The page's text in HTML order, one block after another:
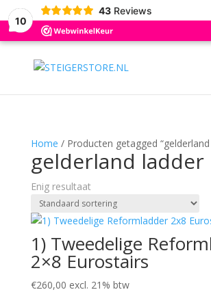
10
43 Reviews
0031 (0)6 12376695
Home / Producten getagged “gelderland
gelderland ladder
Enig resultaat
1) Tweedelige
2×8 Eurostairs
€260,00 excl. 21% btw